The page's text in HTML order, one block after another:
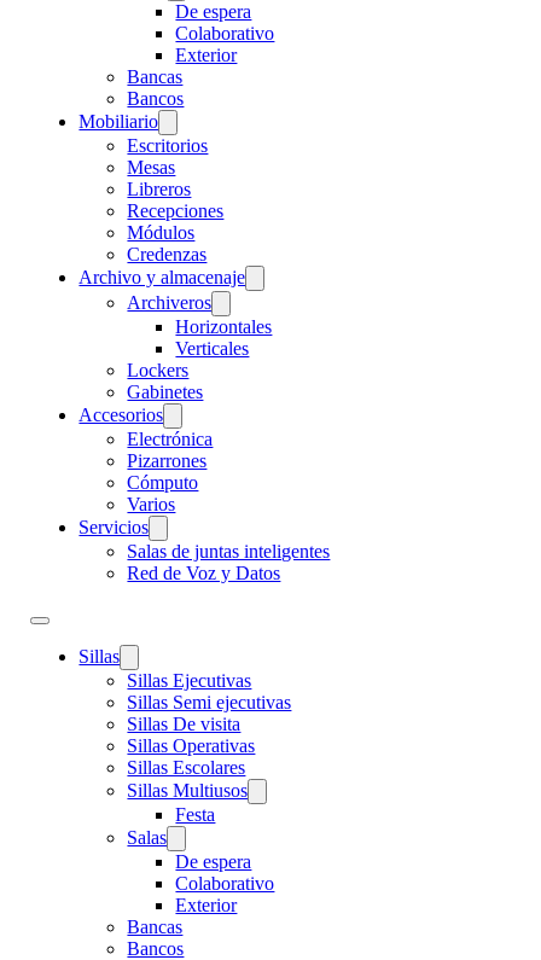
De espera
Colaborativo
Exterior
Bancas
Bancos
Mobiliario
Escritorios
Mesas
Libreros
Recepciones
Módulos
Credenzas
Archivo y almacenaje
Archiveros
Horizontales
Verticales
Lockers
Gabinetes
Accesorios
Electrónica
Pizarrones
Cómputo
Varios
Servicios
Salas de juntas inteligentes
Red de Voz y Datos
Sillas
Sillas Ejecutivas
Sillas Semi ejecutivas
Sillas De visita
Sillas Operativas
Sillas Escolares
Sillas Multiusos
Festa
Salas
De espera
Colaborativo
Exterior
Bancas
Bancos